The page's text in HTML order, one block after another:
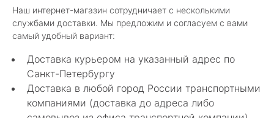
Наш интернет-магазин сотрудничает с несколькими
службами доставки. Мы предложим и согласуем с вами
самый удобный вариант:
Доставка курьером на указанный адрес по
Санкт-Петербургу
Доставка в любой город России транспортными
компаниями (доставка до адреса либо
Классные изделия, оригинальные не похожие
в других магазинах. Сотрудники очень
грамотные специалисты в своем деле помогли
с выбором.
Показать полностью
Нелли Г.